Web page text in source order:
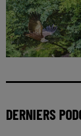
DERNIERS